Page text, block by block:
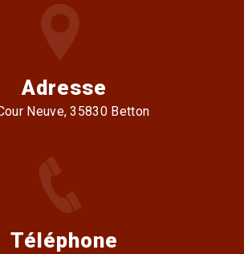
Adresse
Neuve, 35830 Betton
Téléphone